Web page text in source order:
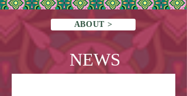
ABOUT >
NEWS